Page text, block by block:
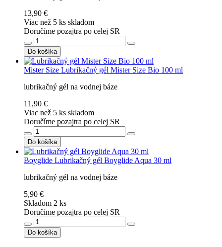
13,90 €
Viac než 5 ks skladom
Doručíme pozajtra po celej SR
Do košíka
Mister Size Lubrikačný gél Mister Size Bio 100 ml
lubrikačný gél na vodnej báze
11,90 €
Viac než 5 ks skladom
Doručíme pozajtra po celej SR
Do košíka
Boyglide Lubrikačný gél Boyglide Aqua 30 ml
lubrikačný gél na vodnej báze
5,90 €
Skladom 2 ks
Doručíme pozajtra po celej SR
Do košíka